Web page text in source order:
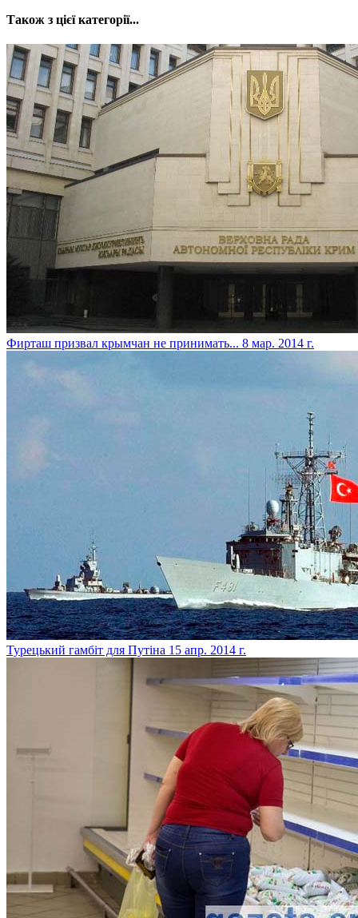
Також з цієї категорії...
Фирташ призвал крымчан не принимать... 8 мар. 2014 г.
Турецький гамбіт для Путіна 15 апр. 2014 г.